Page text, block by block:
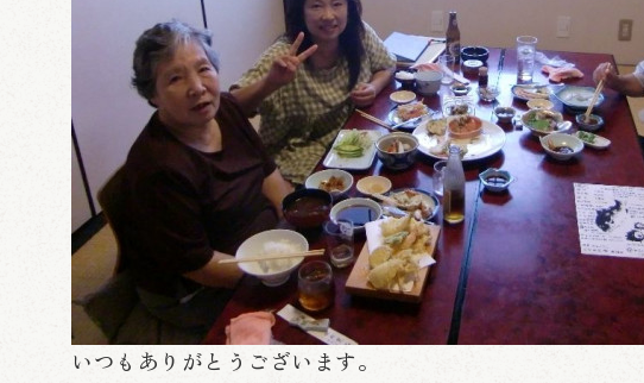
いつもありがとうございます。